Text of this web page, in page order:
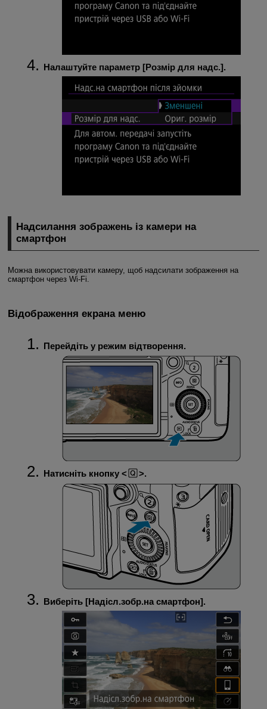
Налаштуйте параметр [Розмір для надс.].
Надсилання зображень із камери на
смартфон
Можна використовувати камеру, щоб надсилати зображення на
смартфон через Wi-Fi
Відображення екрана меню
Перейдіть у режим відтворення.
Натисніть кнопку .
Виберіть [Надісл.зобр.на смартфон].